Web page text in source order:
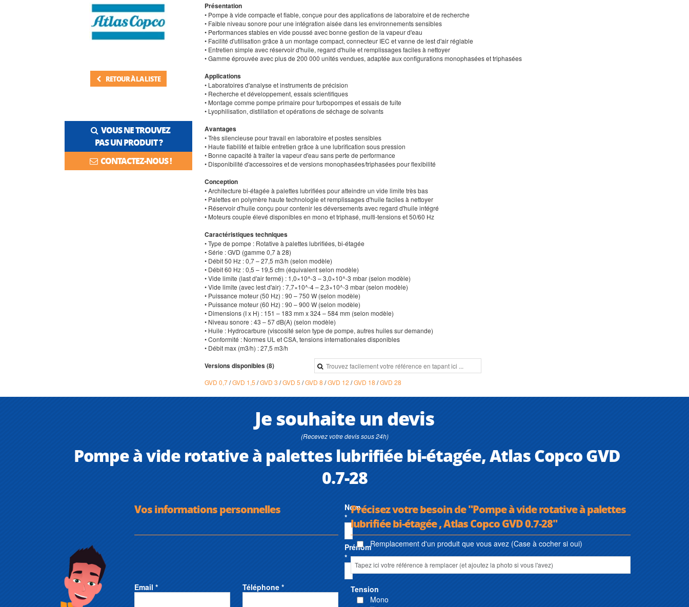
RETOUR À LA LISTE
VOUS NE TROUVEZ
PAS UN PRODUIT ?
CONTACTEZ-NOUS !
Présentation
• Pompe à vide compacte et fiable, conçue pour des applications de laboratoire et de recherche
• Faible niveau sonore pour une intégration aisée dans les environnements sensibles
• Performances stables en vide poussé avec bonne gestion de la vapeur d'eau
• Facilité d'utilisation grâce à un montage compact, connecteur IEC et vanne de lest d'air réglable
• Entretien simple avec réservoir d'huile, regard d'huile et remplissages faciles à nettoyer
• Gamme éprouvée avec plus de 200 000 unités vendues, adaptée aux configurations monophasées et triphasées
Applications
• Laboratoires d'analyse et instruments de précision
• Recherche et développement, essais scientifiques
• Montage comme pompe primaire pour turbopompes et essais de fuite
• Lyophilisation, distillation et opérations de séchage de solvants
Avantages
• Très silencieuse pour travail en laboratoire et postes sensibles
• Haute fiabilité et faible entretien grâce à une lubrification sous pression
• Bonne capacité à traiter la vapeur d'eau sans perte de performance
• Disponibilité d'accessoires et de versions monophasées/triphasées pour flexibilité
Conception
• Architecture bi-étagée à palettes lubrifiées pour atteindre un vide limite très bas
• Palettes en polymère haute technologie et remplissages d'huile faciles à nettoyer
• Réservoir d'huile conçu pour contenir les déversements avec regard d'huile intégré
• Moteurs couple élevé disponibles en mono et triphasé, multi-tensions et 50/60 Hz
Caractéristiques techniques
• Type de pompe : Rotative à palettes lubrifiées, bi-étagée
• Série : GVD (gamme 0,7 à 28)
• Débit 50 Hz : 0,7 – 27,5 m3/h (selon modèle)
• Débit 60 Hz : 0,5 – 19,5 cfm (équivalent selon modèle)
• Vide limite (last d'air fermé) : 1,0×10^-3 – 3,0×10^-3 mbar (selon modèle)
• Vide limite (avec lest d'air) : 7,7×10^-4 – 2,3×10^-3 mbar (selon modèle)
• Puissance moteur (50 Hz) : 90 – 750 W (selon modèle)
• Puissance moteur (60 Hz) : 90 – 900 W (selon modèle)
• Dimensions (I x H) : 151 – 183 mm x 324 – 584 mm (selon modèle)
• Niveau sonore : 43 – 57 dB(A) (selon modèle)
• Huile : Hydrocarbure (viscosité selon type de pompe, autres huiles sur demande)
• Conformité : Normes UL et CSA, tensions internationales disponibles
• Débit max (m3/h) : 27,5 m3/h
Versions disponibles (8)
GVD 0,7/GVD 1,5 /GVD 3 /GVD 5 /GVD 8 /GVD 12 /GVD 18 /GVD 28
Je souhaite un devis
(Recevez votre devis sous 24h)
Pompe à vide rotative à palettes lubrifiée bi-étagée, Atlas Copco GVD
0.7-28
Vos informations personnelles
Nom
*
Prénom
*
Email * Téléphone *
Précisez votre besoin de "Pompe à vide rotative à palettes
lubrifiée bi-étagée , Atlas Copco GVD 0.7-28"
Remplacement d'un produit que vous avez (Case à cocher si oui)
Tension
Mono